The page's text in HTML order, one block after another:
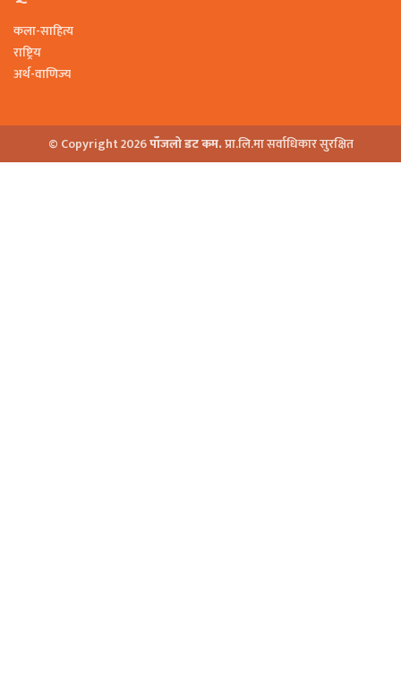
कला-साहित्य
राष्ट्रिय
अर्थ-वाणिज्य
© Copyright 2026पाँजलो डट कम.प्रा.लि.मा सर्वाधिकार सुरक्षित